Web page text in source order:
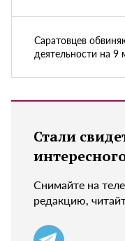
Саратовцев
деятельности на 9
Стали
Снимайте на
редакцию,